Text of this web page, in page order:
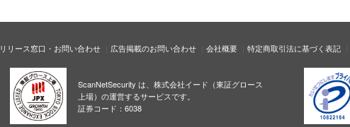
リリース窓口・お問い合わせ 広告掲載のお問い合わせ 会社概要 特定商取引法に基づく表記
ScanNetSecurity は、株式会社イード（東証グロース
上場）の運営するサービスです。
証券コード：6038